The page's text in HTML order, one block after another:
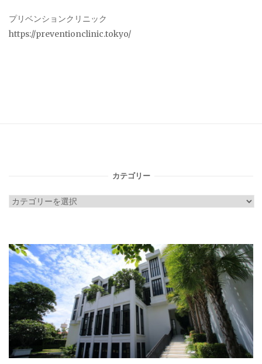
プリベンションクリニック
https://preventionclinic.tokyo/
カテゴリー
カ
リ
ー